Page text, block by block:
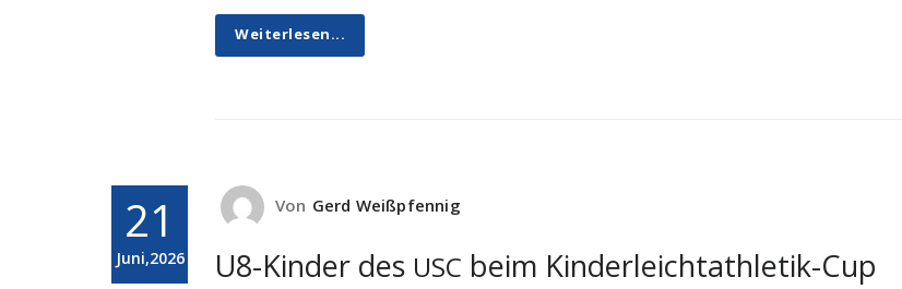
Weiterlesen...
21
Juni,2026
Von Gerd Weißpfennig
U8-Kinder des USC beim Kinderleichtathletik-Cup